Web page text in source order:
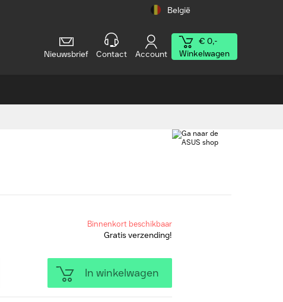
België
Nieuwsbrief Contact Account
€ 0,-
Winkelwagen
Binnenkort beschikbaar
Gratis verzending!
In winkelwagen